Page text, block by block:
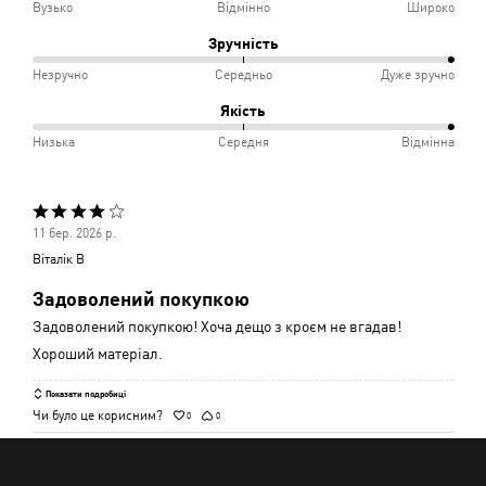
розміру
100%
Вузько
Вузько Відмінно Широко
Зручність
100%
Незручно
Незручно Середньо Дуже зручно
Якість
100%
Середня
Низька Середня Відмінна
Оцінено
4
з
5
11 бер. 2026 р.
Віталік В
Задоволений покупкою
Задоволений покупкою! Хоча дещо з кроєм не вгадав!
Хороший матеріал.
Показати подробиці
Чи було це корисним? 0 0